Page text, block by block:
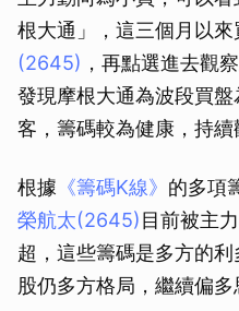
根大通」，這三個月以
(2645) ，再點選進去觀
發現摩根大通為波段買
客，籌碼較為健康，持續
根據 《籌碼K線》 的多項
榮航太(2645)目前被主
超，這些籌碼是多方的
股仍多方格局，繼續偏多